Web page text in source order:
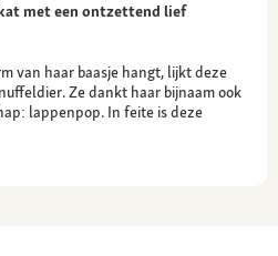
met een ontzettend lief
van haar baasje hangt, lijkt deze
Ze dankt haar bijnaam ook
lappenpop. In feite is deze